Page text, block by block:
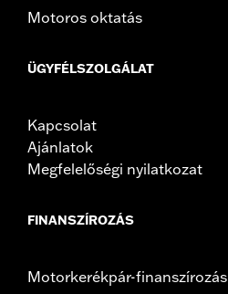
Motoros oktatás
ÜGYFÉLSZOLGÁLAT
Kapcsolat
Ajánlatok
Megfelelőségi nyilatkozat
FINANSZÍROZÁS
Motorkerékpár-finanszírozás